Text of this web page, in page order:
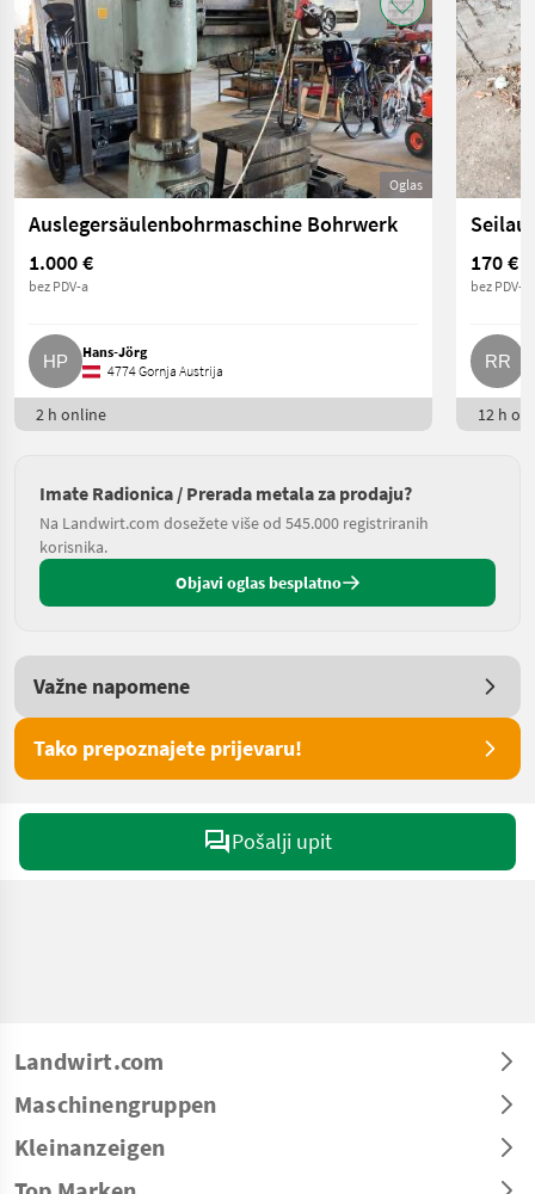
Oglas
Auslegersäulenbohrmaschine Bohrwerk
1.000 €
bez PDV-a
Hans-Jörg
4774 Gornja Austrija
2 h online
170 €
bez PDV-a
12 h
Imate Radionica / Prerada metala za prodaju?
Na Landwirt.com dosežete više od 545.000 registriranih
korisnika.
Objavi oglas besplatno
Važne napomene
Tako prepoznajete prijevaru!
Pošalji upit
Landwirt.com
Maschinengruppen
Kleinanzeigen